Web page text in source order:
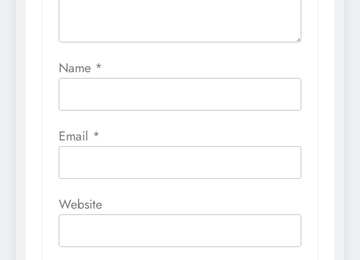
Name *
Email *
Website